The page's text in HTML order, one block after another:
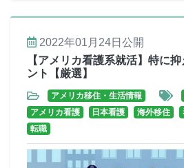
2022年01月24日 公開
【アメリカ看護系就活】特に
ント【厳選】
アメリカ移住・生活情報
アメリカ看護
日本看護 海外移住
転職